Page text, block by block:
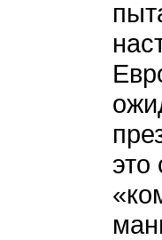
это